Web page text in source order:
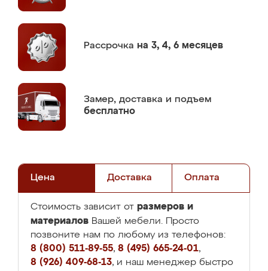
Рассрочка на 3, 4, 6 месяцев
Замер, доставка и подъем
бесплатно
Цена Доставка Оплата
Стоимость зависит от размеров и
материалов Вашей мебели. Просто
позвоните нам по любому из телефонов:
8 (800) 511-89-55, 8 (495) 665-24-01,
8 (926) 409-68-13, и наш менеджер быстро